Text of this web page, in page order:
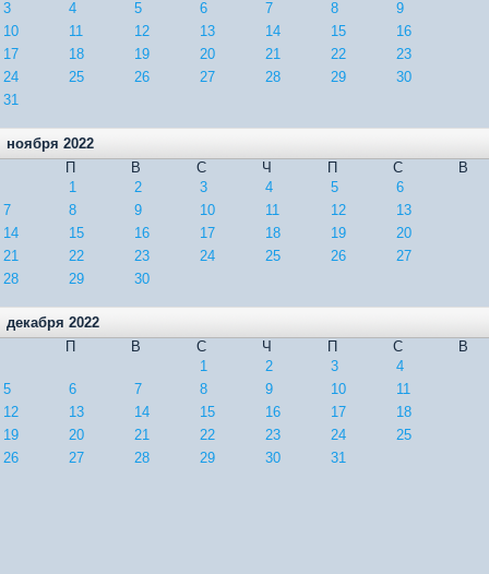
3
4 5 6 7 8
9
10
11 12 13 14 15
16
17
18 19 20 21 22
23
24
25 26 27 28 29
30
31
ноября 2022
П
В С Ч П С
В
1
2 3 4 5
6
7
8 9 10 11 12
13
14
15 16 17 18 19
20
21
22 23 24 25 26
27
28
29 30
декабря 2022
П
В С Ч П С
В
1
2 3
4
5
6 7 8 9 10
11
12
13 14 15 16 17
18
19
20 21 22 23 24
25
26
27 28 29 30 31